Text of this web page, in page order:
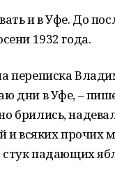
и в Уфе. До
1932 года.
переписка
дни в Уфе, –
брились,
и всяких
падающих